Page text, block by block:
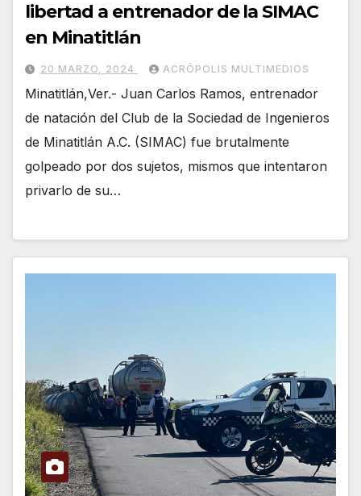
libertad a entrenador de la SIMAC
en Minatitlán
20 MARZO, 2024 ACRÓPOLIS MULTIMEDIOS
Minatitlán,Ver.- Juan Carlos Ramos, entrenador
de natación del Club de la Sociedad de Ingenieros
de Minatitlán A.C. (SIMAC) fue brutalmente
golpeado por dos sujetos, mismos que intentaron
privarlo de su…